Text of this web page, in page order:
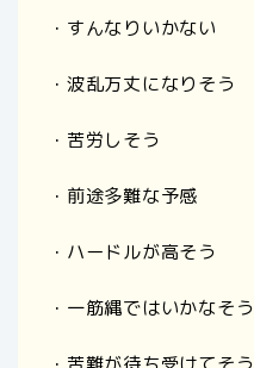
・すんなりいかない
・波乱万丈になりそう
・苦労しそう
・前途多難な予感
・ハードルが高そう
・一筋縄ではいかなそう